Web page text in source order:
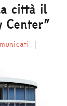
città il
Center”